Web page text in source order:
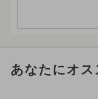
あなたにオス